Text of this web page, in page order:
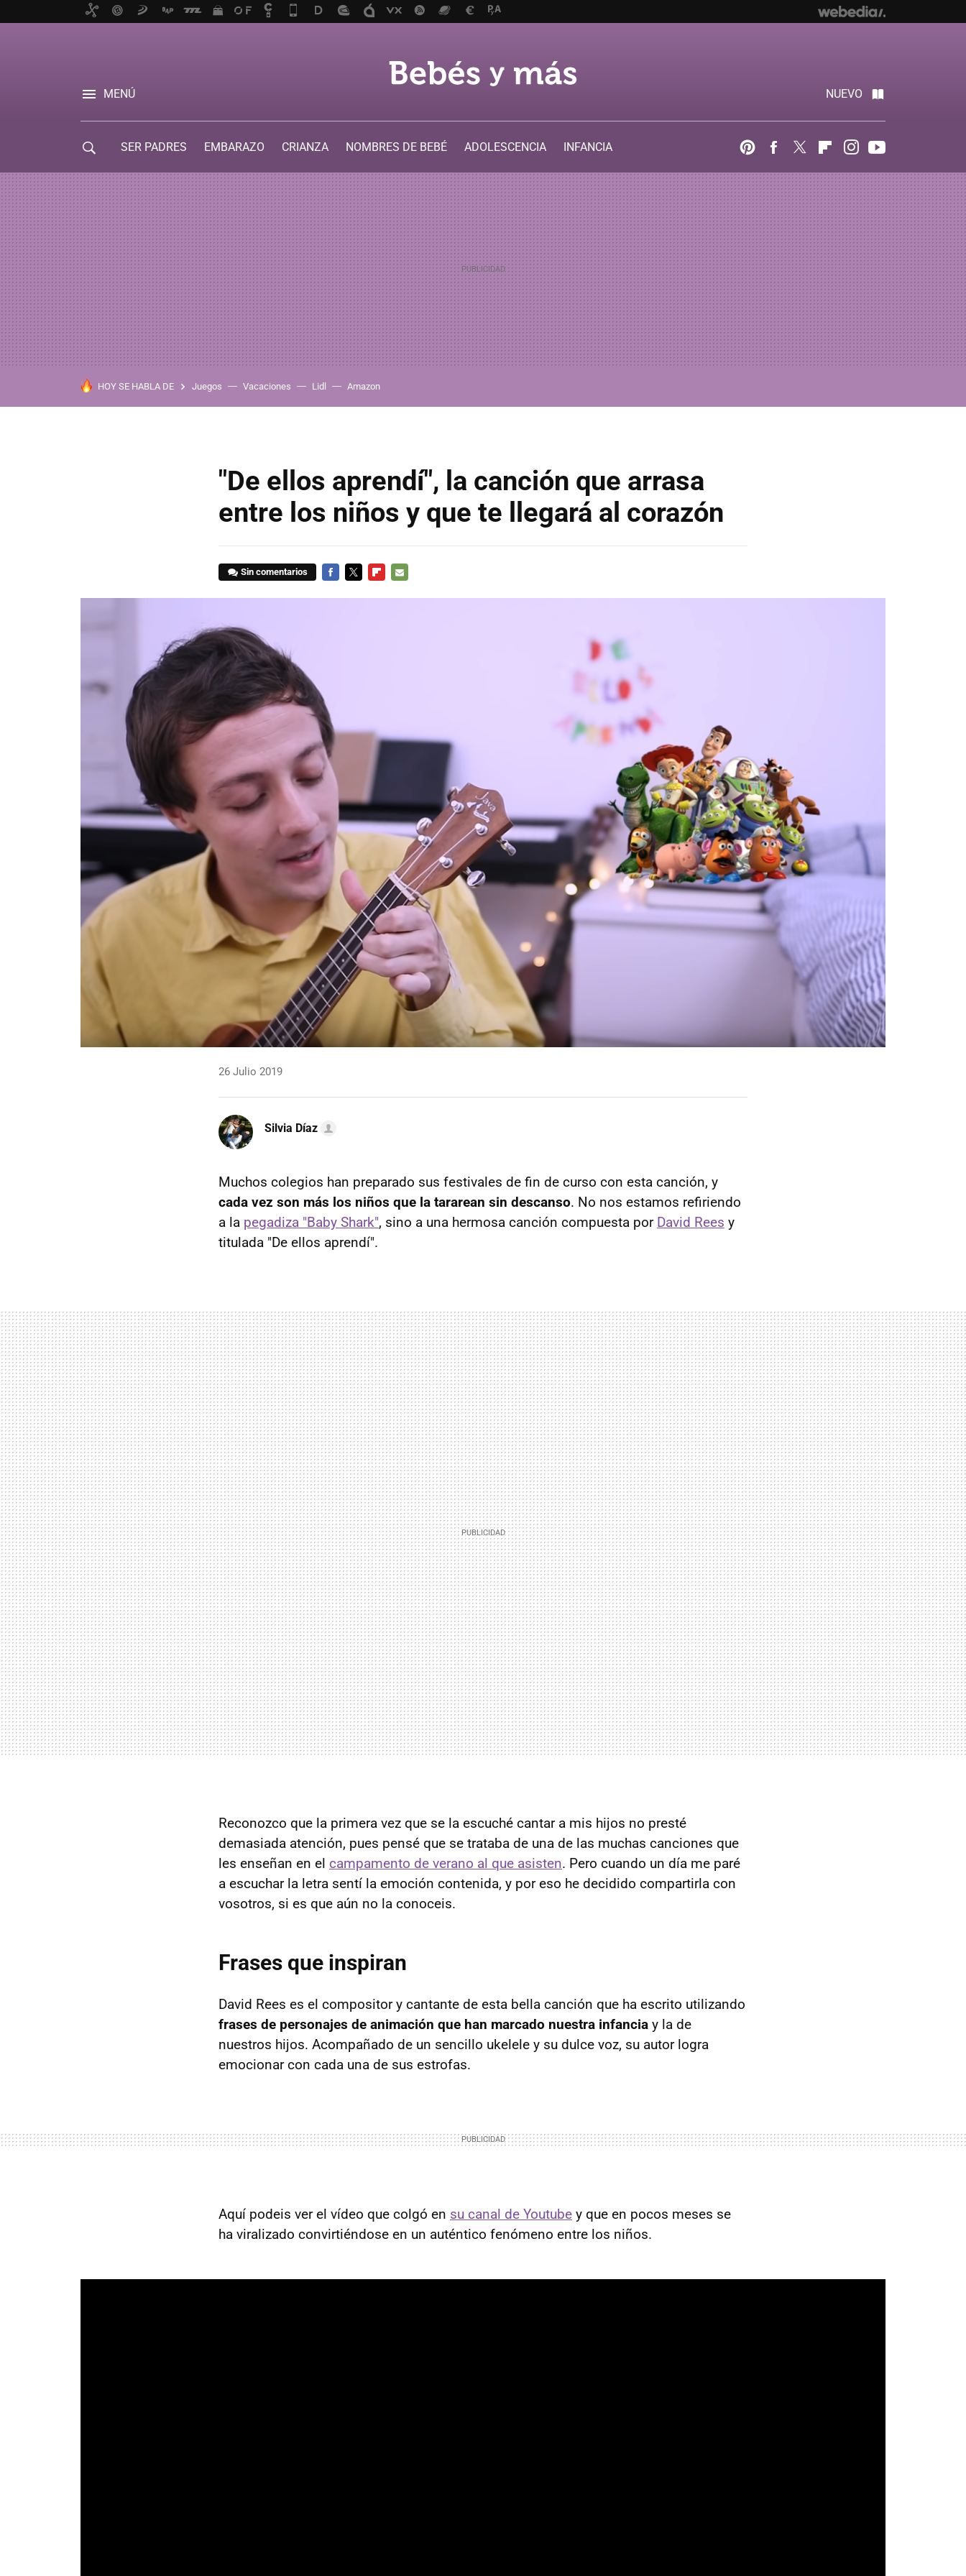
MENÚ NUEVO
SER PADRES EMBARAZO CRIANZA NOMBRES DE BEBÉ ADOLESCENCIA
INFANCIA
PinterestFacebook
Twitter FlipboardInstagram
HOY SE HABLA DE Juegos Vacaciones Lidl Amazon
"De ellos aprendí", la canción que arrasa
entre los niños y que te llegará al corazón
Sin comentarios
26 Julio 2019
Silvia Díaz
Muchos colegios han preparado sus festivales de fin de curso con esta canción, y
cada vez son más los niños que la tararean sin descanso. No nos estamos refiriendo
a la pegadiza "Baby Shark", sino a una hermosa canción compuesta por David Rees y
titulada "De ellos aprendí".
Reconozco que la primera vez que se la escuché cantar a mis hijos no presté
demasiada atención, pues pensé que se trataba de una de las muchas canciones que
les enseñan en el campamento de verano al que asisten. Pero cuando un día me paré
a escuchar la letra sentí la emoción contenida, y por eso he decidido compartirla con
vosotros, si es que aún no la conoceis.
Frases que inspiran
David Rees es el compositor y cantante de esta bella canción que ha escrito utilizando
frases de personajes de animación que han marcado nuestra infancia y la de
nuestros hijos. Acompañado de un sencillo ukelele y su dulce voz, su autor logra
emocionar con cada una de sus estrofas.
Aquí podeis ver el vídeo que colgó en su canal de Youtube y que en pocos meses se
ha viralizado convirtiéndose en un auténtico fenómeno entre los niños.